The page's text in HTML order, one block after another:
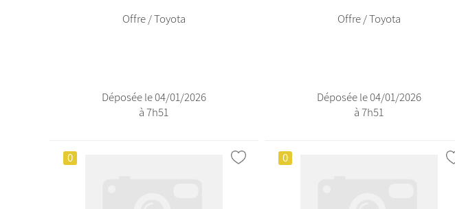
Offre / Toyota
Déposée le 04/01/2026
à 7h51
Offre / Toyota
Déposée le 04/01/2026
à 7h51
0 0